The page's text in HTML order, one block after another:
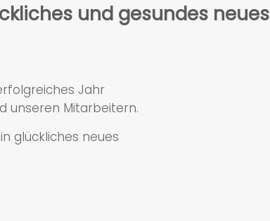
und gesundes neues
Jahr
unseren Mitarbeitern.
glückliches neues